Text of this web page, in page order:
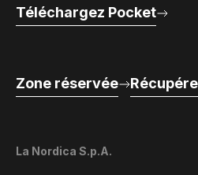
La Nordica S.p.A.
Téléchargez Pocket
Zone réservée